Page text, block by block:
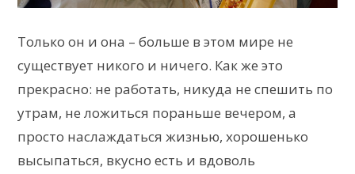
Только он и она – больше в этом мире не
существует никого и ничего. Как же это
прекрасно: не работать, никуда не спешить по
утрам, не ложиться пораньше вечером, а
просто наслаждаться жизнью, хорошенько
высыпаться, вкусно есть и вдоволь